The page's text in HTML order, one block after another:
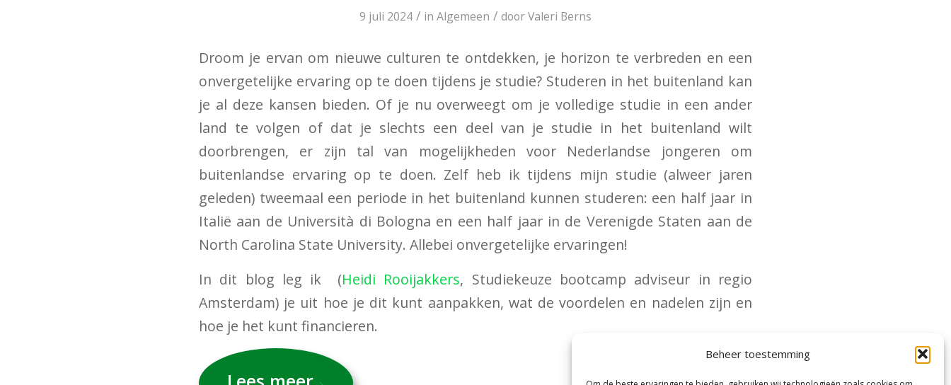
Beheer toestemming
9 juli 2024 / in Algemeen / doorValeri Berns
Droom je ervan om nieuwe culturen te ontdekken, je horizon te verbreden en een
onvergetelijke ervaring op te doen tijdens je studie? Studeren in het buitenland kan
je al deze kansen bieden. Of je nu overweegt om je volledige studie in een ander
land te volgen of dat je slechts een deel van je studie in het buitenland wilt
doorbrengen, er zijn tal van mogelijkheden voor Nederlandse jongeren om
buitenlandse ervaring op te doen. Zelf heb ik tijdens mijn studie (alweer jaren
geleden) tweemaal een periode in het buitenland kunnen studeren: een half jaar in
Italië aan de Università di Bologna en een half jaar in de Verenigde Staten aan de
North Carolina State University. Allebei onvergetelijke ervaringen!
In dit blog leg ik (Heidi Rooijakkers, Studiekeuze bootcamp adviseur in regio
Amsterdam) je uit hoe je dit kunt aanpakken, wat de voordelen en nadelen zijn en
hoe je het kunt financieren.